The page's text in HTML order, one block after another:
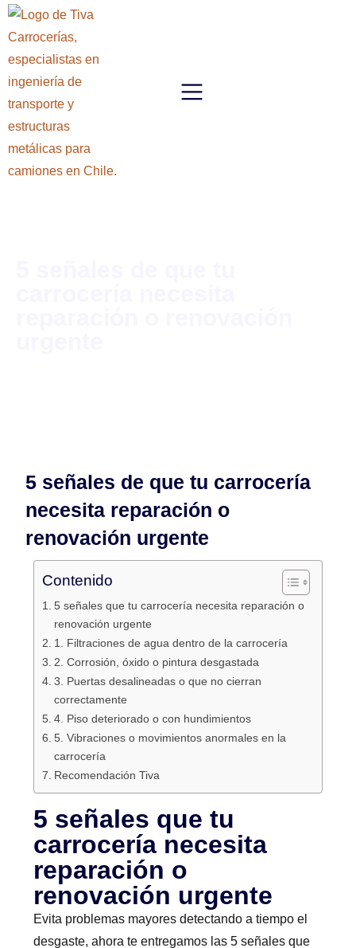
5 señales de que tu carrocería
necesita reparación o
renovación urgente
Contenido
5 señales que tu carrocería necesita reparación o
renovación urgente
1. Filtraciones de agua dentro de la carrocería
2. Corrosión, óxido o pintura desgastada
3. Puertas desalineadas o que no cierran
correctamente
4. Piso deteriorado o con hundimientos
5. Vibraciones o movimientos anormales en la
carrocería
Recomendación Tiva
5 señales que tu
carrocería necesita
reparación o
renovación urgente
Evita problemas mayores detectando a tiempo el
desgaste, ahora te entregamos las 5 señales que